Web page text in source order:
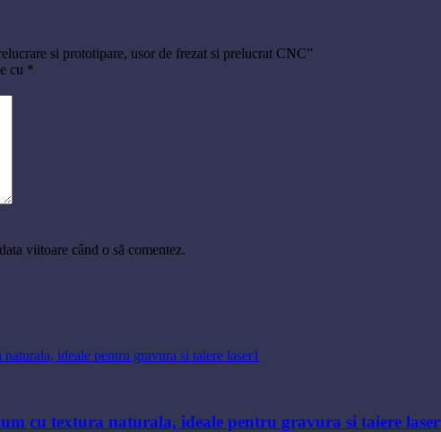
si prototipare, usor de frezat si prelucrat CNC”
cu *
viitoare când o să comentez.
cu textura naturala, ideale pentru gravura si taiere laser